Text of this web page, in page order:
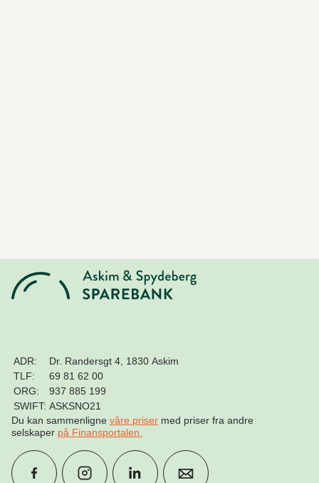
ADR:
Dr. Randersgt 4, 1830 Askim
TLF:
69 81 62 00
ORG:
937 885 199
SWIFT: ASKSNO21
Du kan sammenligne våre priser med priser fra andre
selskaper på Finansportalen